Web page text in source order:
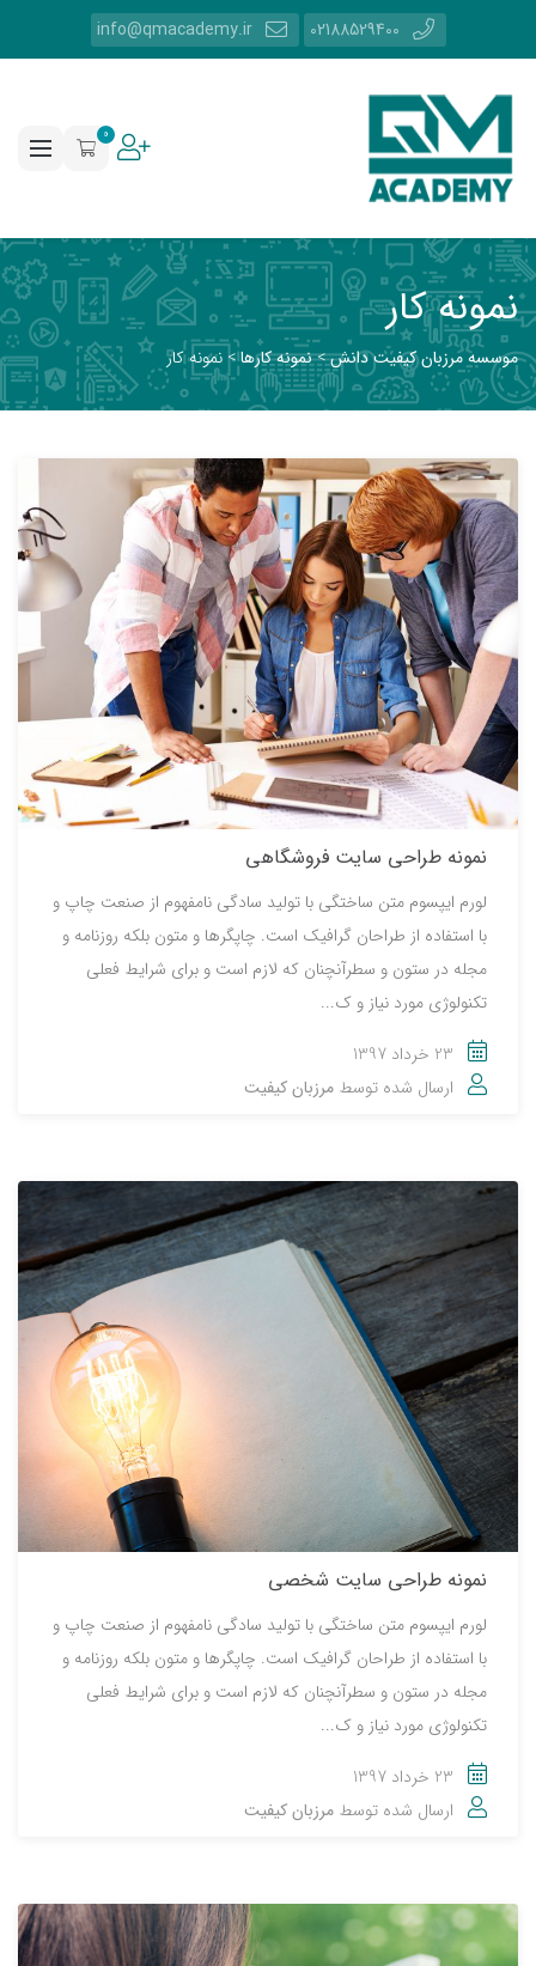
02188529400
info@qmacademy.ir
0
نمونه کار
موسسه مرزبان کیفیت دانش>نمونه کارها> نمونه کار
نمونه طراحی سایت فروشگاهی
لورم ایپسوم متن ساختگی با تولید سادگی نامفهوم از صنعت چاپ و
با استفاده از طراحان گرافیک است. چاپگرها و متون بلکه روزنامه و
مجله در ستون و سطرآنچنان که لازم است و برای شرایط فعلی
تکنولوژی مورد نیاز و ک...
ارسال شده توسط مرزبان کیفیت
نمونه طراحی سایت شخصی
لورم ایپسوم متن ساختگی با تولید سادگی نامفهوم از صنعت چاپ و
با استفاده از طراحان گرافیک است. چاپگرها و متون بلکه روزنامه و
مجله در ستون و سطرآنچنان که لازم است و برای شرایط فعلی
تکنولوژی مورد نیاز و ک...
ارسال شده توسط مرزبان کیفیت